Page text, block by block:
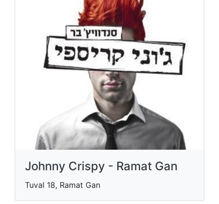
Johnny Crispy - Ramat Gan
Tuval 18, Ramat Gan